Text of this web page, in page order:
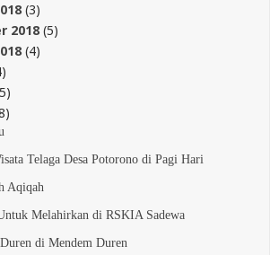
(3)
2018 (5)
(4)
Telaga Desa Potorono di Pagi Hari
Aqiqah
Melahirkan di RSKIA Sadewa
di Mendem Duren